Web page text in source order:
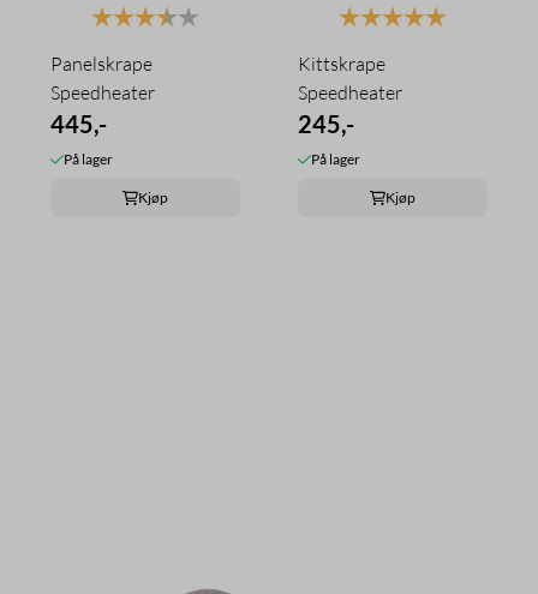
Karakter:
Panelskrape
Speedheater
445,-
På lager
Kjøp
Karakter:
Kittskrape
Speedheater
245,-
På lager
Kjøp